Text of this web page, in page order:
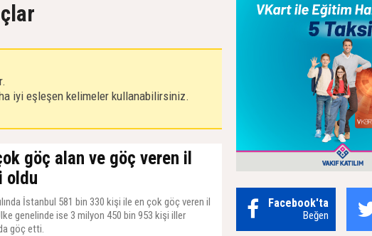
iyi eşleşen kelimeler kullanabilirsiniz.
göç alan ve göç veren il
oldu
İstanbul 581 bin 330 kişi ile en çok göç veren il
genelinde ise 3 milyon 450 bin 953 kişi iller
göç etti.
Facebook'ta
Beğen